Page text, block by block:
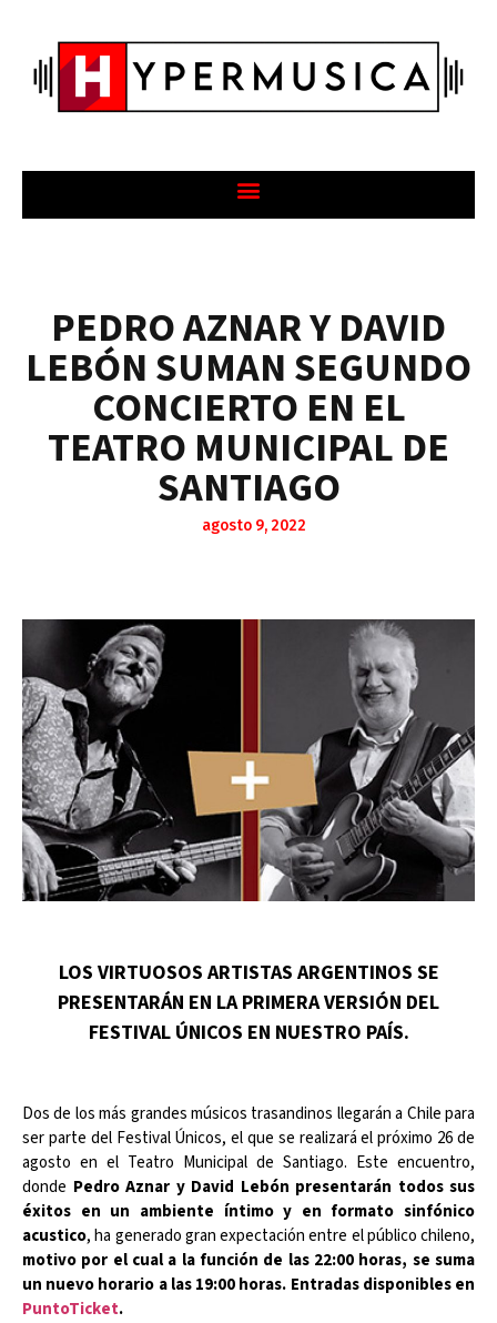
PEDRO AZNAR Y DAVID
LEBÓN SUMAN SEGUNDO
CONCIERTO EN EL
TEATRO MUNICIPAL DE
SANTIAGO
agosto 9, 2022
LOS VIRTUOSOS ARTISTAS ARGENTINOS SE
PRESENTARÁN EN LA PRIMERA VERSIÓN DEL
FESTIVAL ÚNICOS EN NUESTRO PAÍS.
Dos de los más grandes músicos trasandinos llegarán a Chile para
ser parte del Festival Únicos, el que se realizará el próximo 26 de
agosto en el Teatro Municipal de Santiago. Este encuentro,
donde Pedro Aznar y David Lebón presentarán todos sus
éxitos en un ambiente íntimo y en formato sinfónico
acustico, ha generado gran expectación entre el público chileno,
motivo por el cual a la función de las 22:00 horas, se suma
un nuevo horario a las 19:00 horas. Entradas disponibles en
PuntoTicket.